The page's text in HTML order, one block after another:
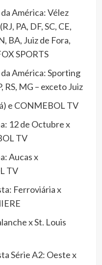
América: Vélez
PA, DF, SC, CE,
BA, Juiz de Fora,
SPORTS
América: Sporting
RS, MG – exceto Juiz
e CONMEBOL TV
12 de Octubre x
TV
Aucas x
TV
Ferroviária x
x St. Louis
Série A2: Oeste x